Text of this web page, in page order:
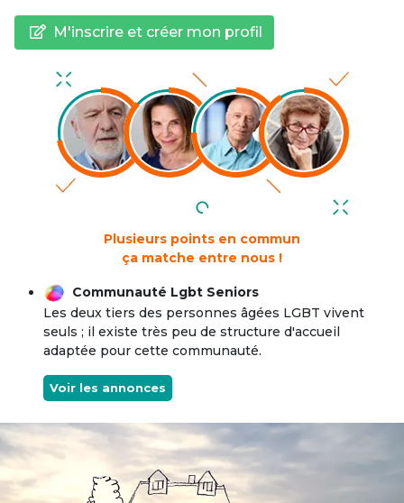
M'inscrire et créer mon profil
Plusieurs points en commun
ça matche entre nous !
Communauté Lgbt Seniors
Les deux tiers des personnes âgées LGBT vivent
seuls ; il existe très peu de structure d'accueil
adaptée pour cette communauté.
Voir les annonces